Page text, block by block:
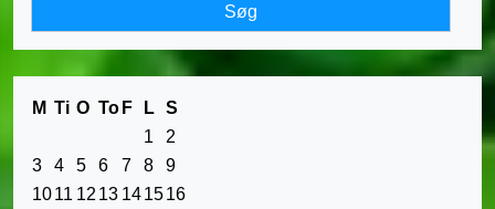
M Ti O To F L S
1
2
3
4 5 6 7 8
9
1011 1213 141516